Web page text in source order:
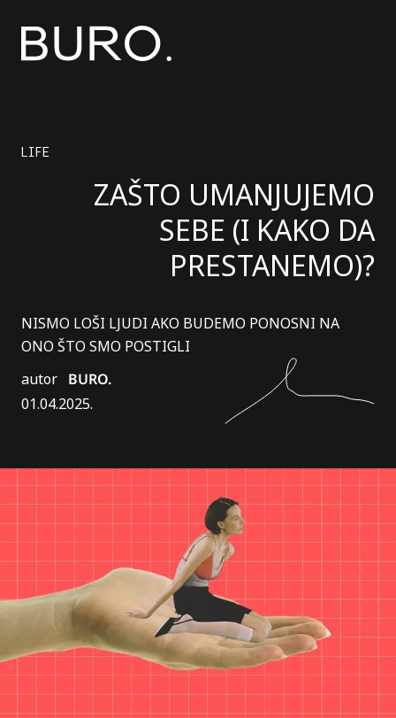
LIFE
ZAŠTO UMANJUJEMO
SEBE (I KAKO DA
PRESTANEMO)?
NISMO LOŠI LJUDI AKO BUDEMO PONOSNI NA
ONO ŠTO SMO POSTIGLI
autor BURO.
01.04.2025.